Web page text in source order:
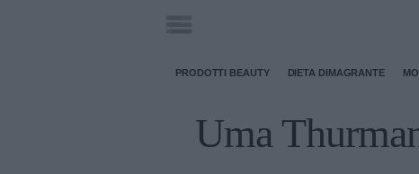
PRODOTTI BEAUTY DIETA DIMAGRANTE
Uma